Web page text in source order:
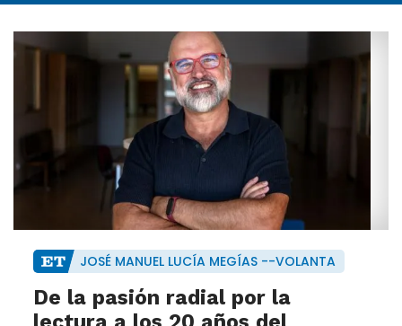
JOSÉ MANUEL LUCÍA MEGÍAS --VOLANTA
De la pasión radial por la